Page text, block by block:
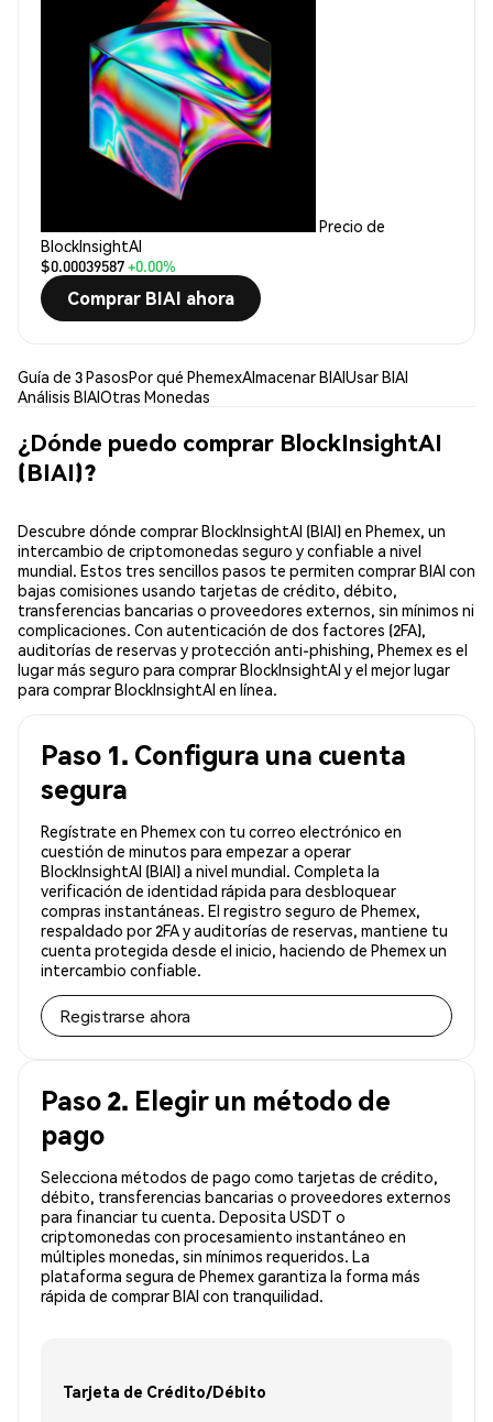
Precio de
BlockInsightAI
$0.00039587+0.00%
Comprar BIAI ahora
Guía de 3 PasosPor qué PhemexAlmacenar BIAIUsar BIAI
Análisis BIAIOtras Monedas
¿Dónde puedo comprar BlockInsightAI
(BIAI)?
Descubre dónde comprar BlockInsightAI (BIAI) en Phemex, un
intercambio de criptomonedas seguro y confiable a nivel
mundial. Estos tres sencillos pasos te permiten comprar BIAI con
bajas comisiones usando tarjetas de crédito, débito,
transferencias bancarias o proveedores externos, sin mínimos ni
complicaciones. Con autenticación de dos factores (2FA),
auditorías de reservas y protección anti-phishing, Phemex es el
lugar más seguro para comprar BlockInsightAI y el mejor lugar
para comprar BlockInsightAI en línea.
Paso 1. Configura una cuenta
segura
Regístrate en Phemex con tu correo electrónico en
cuestión de minutos para empezar a operar
BlockInsightAI (BIAI) a nivel mundial. Completa la
verificación de identidad rápida para desbloquear
compras instantáneas. El registro seguro de Phemex,
respaldado por 2FA y auditorías de reservas, mantiene tu
cuenta protegida desde el inicio, haciendo de Phemex un
intercambio confiable.
Registrarse ahora
Paso 2. Elegir un método de
pago
Selecciona métodos de pago como tarjetas de crédito,
débito, transferencias bancarias o proveedores externos
para financiar tu cuenta. Deposita USDT o
criptomonedas con procesamiento instantáneo en
múltiples monedas, sin mínimos requeridos. La
plataforma segura de Phemex garantiza la forma más
rápida de comprar BIAI con tranquilidad.
Tarjeta de Crédito/Débito